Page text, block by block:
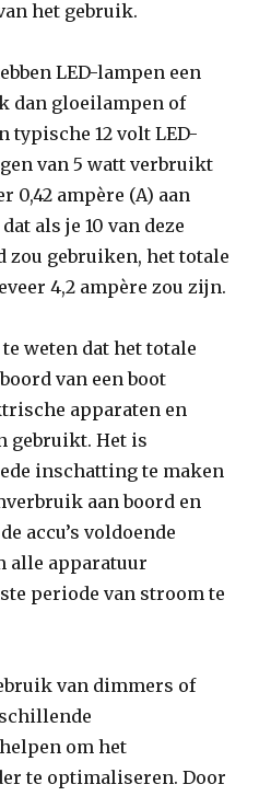
het gebruik.
LED-lampen een
dan gloeilampen of
typische 12 volt LED-
van 5 watt verbruikt
0,42 ampère (A) aan
als je 10 van deze
gebruiken, het totale
4,2 ampère zou zijn.
weten dat het totale
van een boot
apparaten en
gebruikt. Het is
inschatting te maken
aan boord en
accu’s voldoende
alle apparatuur
periode van stroom te
van dimmers of
om het
te optimaliseren. Door